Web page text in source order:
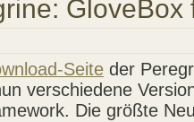
GloveBox
Seite der
verschiedene
Die größte